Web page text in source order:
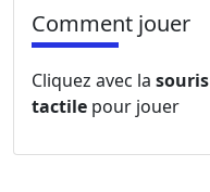
Comment jouer
Cliquez avec la souris
tactile pour jouer